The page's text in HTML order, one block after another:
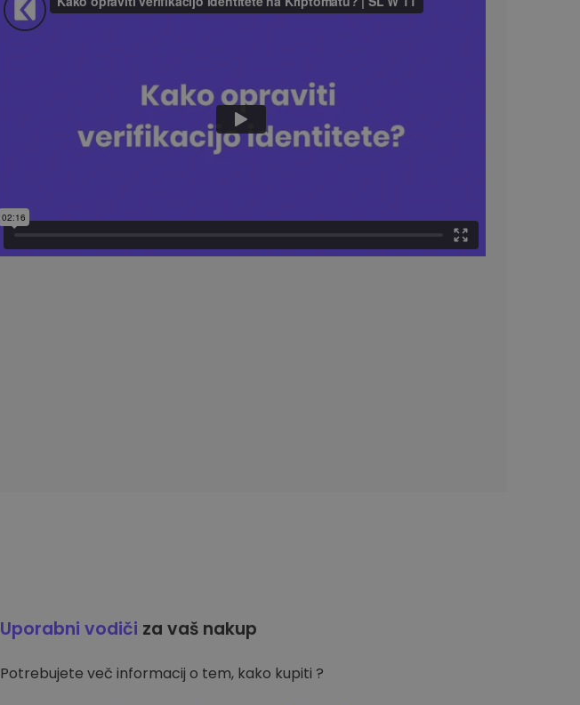
Uporabni vodiči za vaš nakup
Potrebujete več informacij o tem, kako kupiti ?